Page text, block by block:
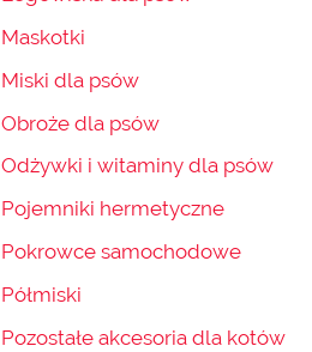
Maskotki
Miski dla psów
Obroże dla psów
Odżywki i witaminy dla psów
Pojemniki hermetyczne
Pokrowce samochodowe
Półmiski
Pozostałe akcesoria dla kotów